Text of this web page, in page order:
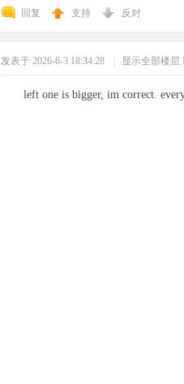
回复 支持 反对
发表于 2026-6-3 18:34:28 显示全部楼层
left one is bigger, im correct.